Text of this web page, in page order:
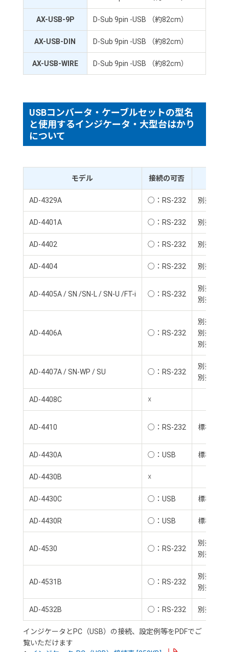
AX-USB-9P D-Sub 9pin -USB （約82cm）
AX-USB-DIN D-Sub 9pin -USB （約82cm）
AX-USB-WIRE D-Sub 9pin -USB （約82cm）
USBコンバータ・ケーブルセットの型名
と使用するインジケータ・大型台はかり
について
モデル 接続の可否
AD-4329A ○：RS-232 別売品：
AD-4401A ○：RS-232 別売品：
AD-4402 ○：RS-232 別売品：
AD-4404 ○：RS-232 別売品：
AD-4405A / SN /SN-L / SN-U /FT-i ○：RS-232
別売品：
別売品：
AD-4406A ○：RS-232
別売品：
別売品：
別売品：
AD-4407A / SN-WP / SU ○：RS-232
別売品：
別売品：
AD-4408C ☓
AD-4410 ○：RS-232 標準装備
AD-4430A ○：USB 標準装備
AD-4430B ☓
AD-4430C ○：USB 標準装備
AD-4430R ○：USB 標準装備
AD-4530 ○：RS-232
別売品：
別売品：
AD-4531B ○：RS-232
別売品：
別売品：
AD-4532B ○：RS-232 別売品：
インジケータとPC（USB）の接続、設定例等をPDFでご
覧いただけます